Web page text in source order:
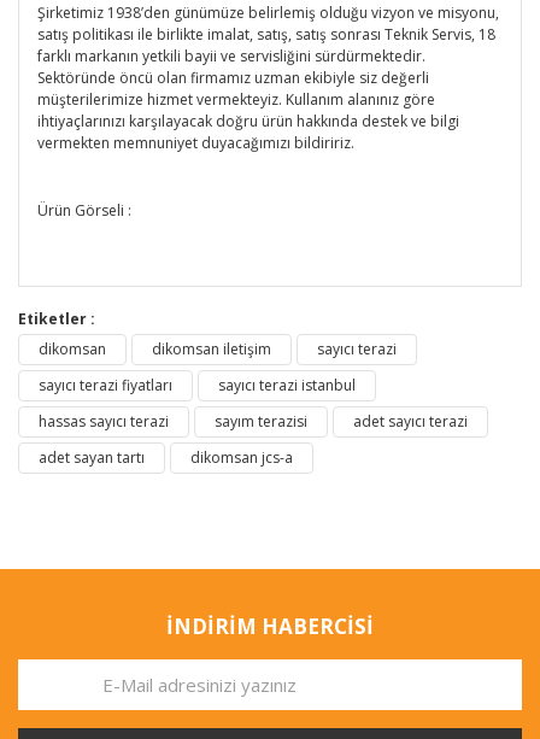
Şirketimiz 1938’den günümüze belirlemiş olduğu vizyon ve misyonu,
satış politikası ile birlikte imalat, satış, satış sonrası Teknik Servis, 18
farklı markanın yetkili bayii ve servisliğini sürdürmektedir.
Sektöründe öncü olan firmamız uzman ekibiyle siz değerli
müşterilerimize hizmet vermekteyiz. Kullanım alanınız göre
ihtiyaçlarınızı karşılayacak doğru ürün hakkında destek ve bilgi
vermekten memnuniyet duyacağımızı bildiririz.
Ürün Görseli :
Etiketler :
dikomsan
dikomsan iletişim
sayıcı terazi
sayıcı terazi fiyatları
sayıcı terazi istanbul
hassas sayıcı terazi
sayım terazisi
adet sayıcı terazi
adet sayan tartı
dikomsan jcs-a
İNDİRİM HABERCİSİ